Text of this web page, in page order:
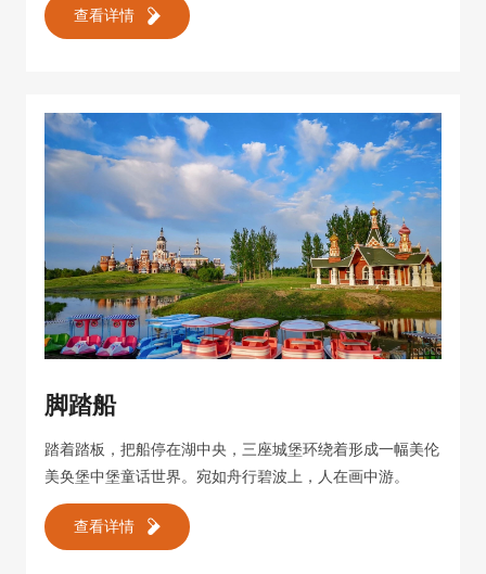
查看详情
脚踏船
踏着踏板，把船停在湖中央，三座城堡环绕着形成一幅美伦
美奂堡中堡童话世界。宛如舟行碧波上，人在画中游。
查看详情